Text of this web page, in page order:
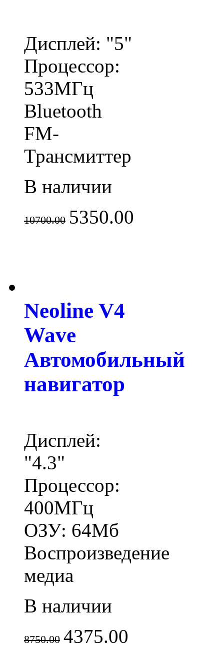
Дисплей: "5"
Процессор:
533МГц
Bluetooth
FM-
Трансмиттер
В наличии
10700.00 5350.00
Neoline V4
Wave
Автомобильный
навигатор
Дисплей:
"4.3"
Процессор:
400МГц
ОЗУ: 64Мб
Воспроизведение
медиа
В наличии
8750.00 4375.00